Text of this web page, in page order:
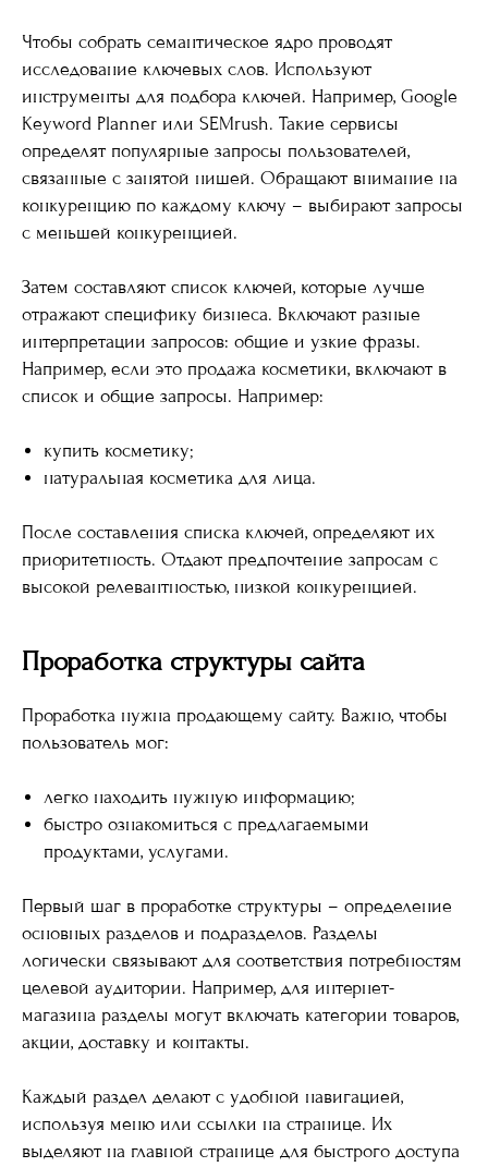
Чтобы собрать семантическое ядро проводят
исследование ключевых слов. Используют
инструменты для подбора ключей. Например, Google
Keyword Planner или SEMrush. Такие сервисы
определят популярные запросы пользователей,
связанные с занятой нишей. Обращают внимание на
конкуренцию по каждому ключу – выбирают запросы
с меньшей конкуренцией.
Затем составляют список ключей, которые лучше
отражают специфику бизнеса. Включают разные
интерпретации запросов: общие и узкие фразы.
Например, если это продажа косметики, включают в
список и общие запросы. Например:
купить косметику;
натуральная косметика для лица.
После составления списка ключей, определяют их
приоритетность. Отдают предпочтение запросам с
высокой релевантностью, низкой конкуренцией.
Проработка структуры сайта
Проработка нужна продающему сайту. Важно, чтобы
пользователь мог:
легко находить нужную информацию;
быстро ознакомиться с предлагаемыми
продуктами, услугами.
Первый шаг в проработке структуры – определение
основных разделов и подразделов. Разделы
логически связывают для соответствия потребностям
целевой аудитории. Например, для интернет-
магазина разделы могут включать категории товаров,
акции, доставку и контакты.
Каждый раздел делают с удобной навигацией,
используя меню или ссылки на странице. Их
выделяют на главной странице для быстрого доступа